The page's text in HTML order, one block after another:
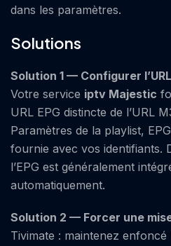
dans les paramètres.
Solutions
Solution 1 — Configurer
Votre service iptv Majestic
URL EPG distincte de l’URL
Paramètres de la playlist,
fournie avec vos identifiants.
l’EPG est généralement
automatiquement.
Solution 2 — Forcer une mise
Tivimate : maintenez